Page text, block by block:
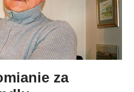
za